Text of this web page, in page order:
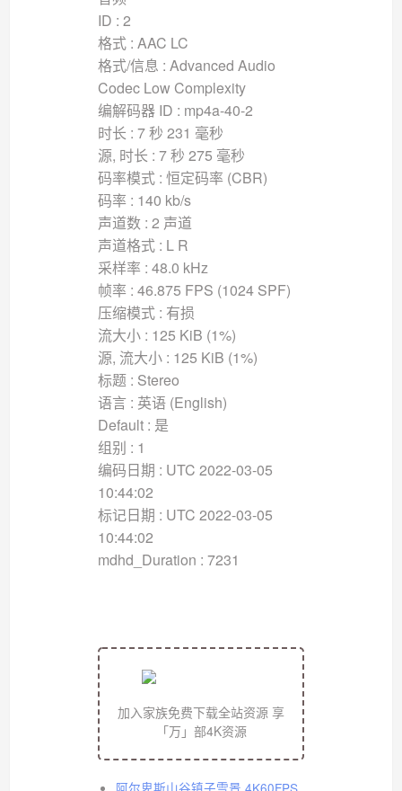
ID : 2
格式 : AAC LC
格式/信息 : Advanced Audio
Codec Low Complexity
编解码器 ID : mp4a-40-2
时长 : 7 秒 231 毫秒
源, 时长 : 7 秒 275 毫秒
码率模式 : 恒定码率 (CBR)
码率 : 140 kb/s
声道数 : 2 声道
声道格式 : L R
采样率 : 48.0 kHz
帧率 : 46.875 FPS (1024 SPF)
压缩模式 : 有损
流大小 : 125 KiB (1%)
源, 流大小 : 125 KiB (1%)
标题 : Stereo
语言 : 英语 (English)
Default : 是
组别 : 1
编码日期 : UTC 2022-03-05
10:44:02
标记日期 : UTC 2022-03-05
10:44:02
mdhd_Duration : 7231
加入家族免费下载全站资源 享
「万」部4K资源